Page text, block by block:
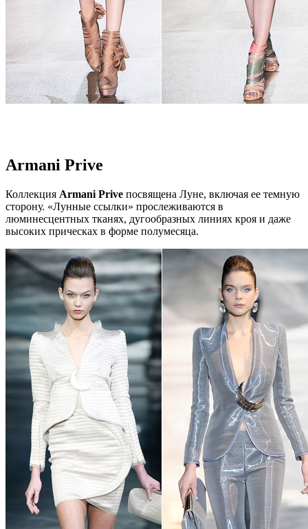
Armani Prive
Коллекция Armani Prive посвящена Луне, включая ее темную
сторону. «Лунные ссылки» прослеживаются в
люминесцентных тканях, дугообразных линиях кроя и даже
высоких прическах в форме полумесяца.